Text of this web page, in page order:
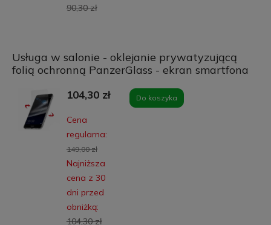
90,30 zł
Usługa w salonie - oklejanie prywatyzującą
folią ochronną PanzerGlass - ekran smartfona
104,30 zł
Cena
regularna:
149,00 zł
Najniższa
cena z 30
dni przed
obniżką:
104,30 zł
Do koszyka